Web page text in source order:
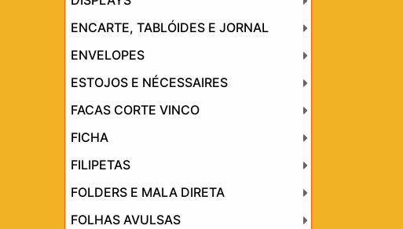
ENCARTE, TABLÓIDES E JORNAL
ENVELOPES
ESTOJOS E NÉCESSAIRES
FACAS CORTE VINCO
FICHA
FILIPETAS
FOLDERS E MALA DIRETA
FOLHAS AVULSAS